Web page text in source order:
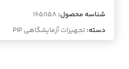
شناسه محصول: 1651158
دسته:تجهیزات آزمایشگاهی PIP